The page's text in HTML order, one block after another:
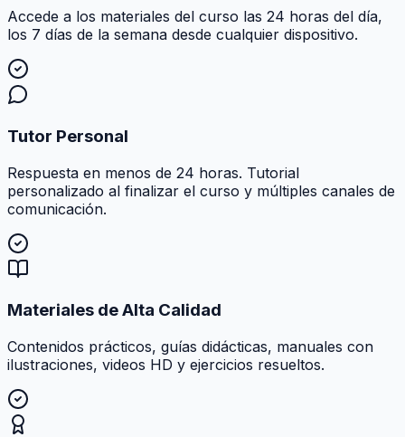
Accede a los materiales del curso las 24 horas del día,
los 7 días de la semana desde cualquier dispositivo.
Tutor Personal
Respuesta en menos de 24 horas. Tutorial
personalizado al finalizar el curso y múltiples canales de
comunicación.
Materiales de Alta Calidad
Contenidos prácticos, guías didácticas, manuales con
ilustraciones, videos HD y ejercicios resueltos.